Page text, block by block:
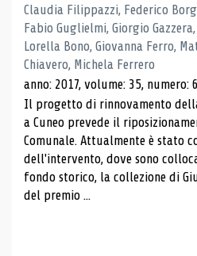
Claudia Filippazzi, Federico
Fabio Guglielmi, Giorgio
Lorella Bono, Giovanna Ferro,
Chiavero, Michela Ferrero
anno: 2017, volume: 35, numero: 6
Il progetto di rinnovamento
a Cuneo prevede il
Comunale. Attualmente è stato
dell'intervento, dove sono
fondo storico, la collezione di
del premio ...